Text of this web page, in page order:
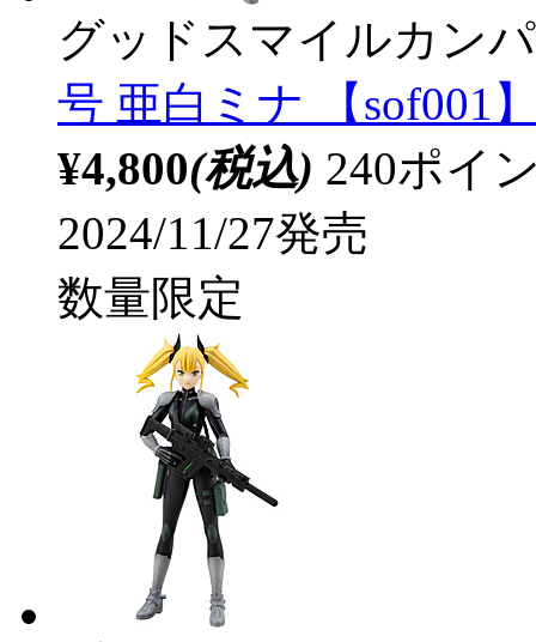
グッドスマイルカン
号 亜白ミナ 【sof001
¥4,800(税込) 240ポイ
2024/11/27発売
数量限定